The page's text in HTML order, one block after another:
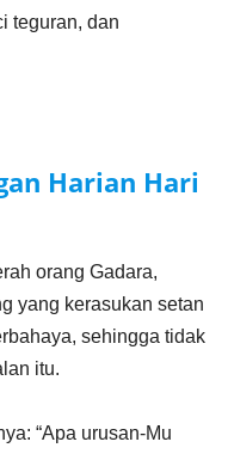
teguran, dan
Harian Hari
orang Gadara,
yang kerasukan setan
sehingga tidak
itu.
“Apa urusan-Mu